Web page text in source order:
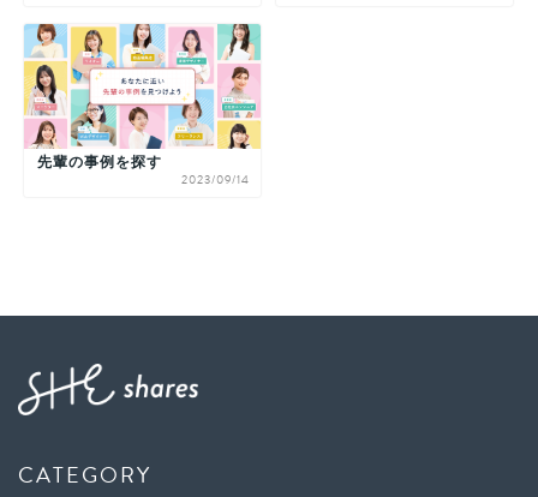
先輩の事例を探す
2023/09/14
CATEGORY